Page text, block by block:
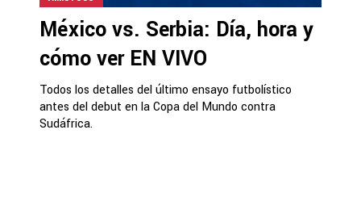
México vs. Serbia: Día, hora y
cómo ver EN VIVO
Todos los detalles del último ensayo futbolístico
antes del debut en la Copa del Mundo contra
Sudáfrica.